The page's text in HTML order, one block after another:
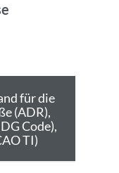
für die
(ADR),
Code),
TI)